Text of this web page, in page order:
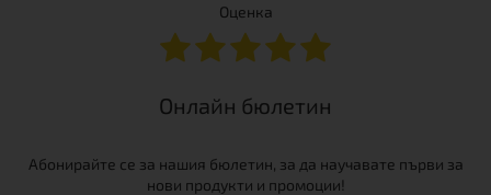
Оценка
Онлайн бюлетин
Абонирайте се за нашия бюлетин, за да научавате първи за
нови продукти и промоции!